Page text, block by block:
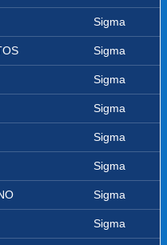
Sigma
Sigma
Sigma
Sigma
Sigma
Sigma
Sigma
Sigma